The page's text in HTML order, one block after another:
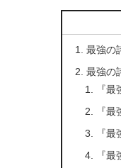
最強の
最強の
『
『
『
『